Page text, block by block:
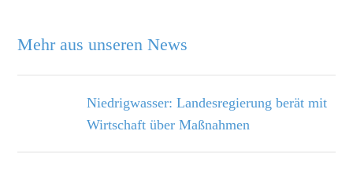
Mehr aus unseren News
Niedrigwasser: Landesregierung berät mit
Wirtschaft über Maßnahmen